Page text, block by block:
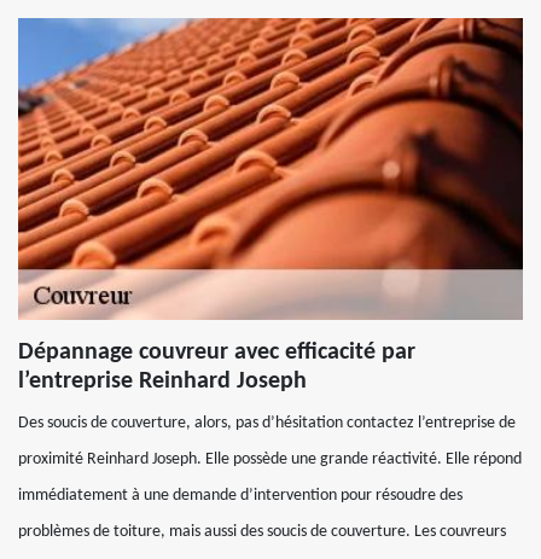
Dépannage couvreur avec efficacité par
l’entreprise Reinhard Joseph
Des soucis de couverture, alors, pas d’hésitation contactez l’entreprise de
proximité Reinhard Joseph. Elle possède une grande réactivité. Elle répond
immédiatement à une demande d’intervention pour résoudre des
problèmes de toiture, mais aussi des soucis de couverture. Les couvreurs